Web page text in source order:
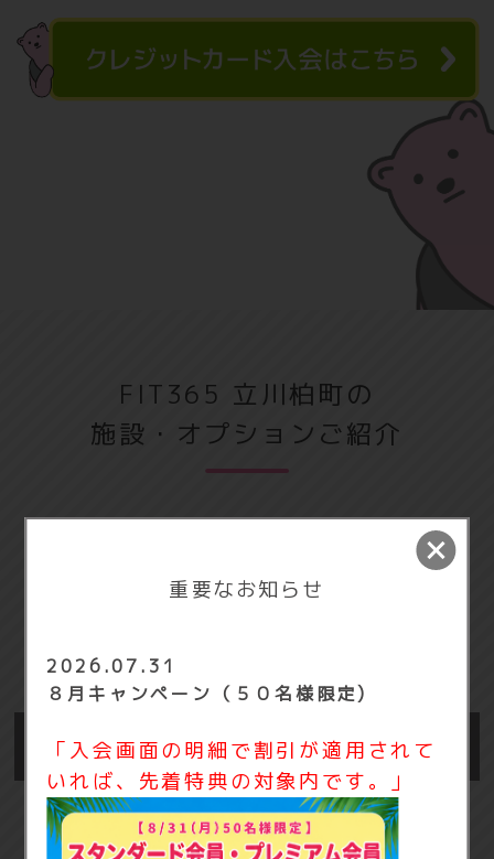
FIT365 立川柏町の
施設・オプションご紹介
重要なお知らせ
2026.07.31
８月キャンペーン（５０名様限定)
「入会画面の明細で割引が適用されて
いれば、先着特典の対象内です。」